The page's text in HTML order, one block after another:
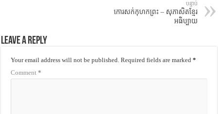
បន្ទាប់
កោរសក់កុហកព្រះ – សុភាសិតខ្មែរ
អធិប្បាយ
Leave a Reply
Your email address will not be published. Required fields are marked*
Comment*